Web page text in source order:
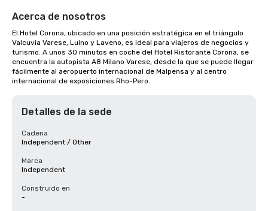
Acerca de nosotros
El Hotel Corona, ubicado en una posición estratégica en el triángulo
Valcuvia Varese, Luino y Laveno, es ideal para viajeros de negocios y
turismo. A unos 30 minutos en coche del Hotel Ristorante Corona, se
encuentra la autopista A8 Milano Varese, desde la que se puede llegar
fácilmente al aeropuerto internacional de Malpensa y al centro
internacional de exposiciones Rho-Pero.
Detalles de la sede
Cadena
Independent / Other
Marca
Independent
Construido en
-